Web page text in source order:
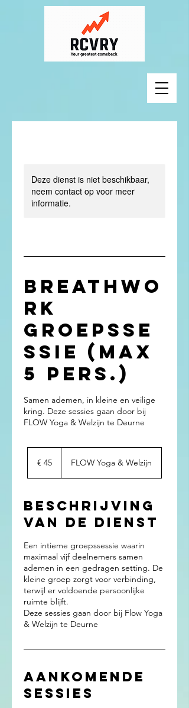
Deze dienst is niet beschikbaar,
neem contact op voor meer
informatie.
Breathwo
rk
groepsse
ssie (max
5 pers.)
Samen ademen, in kleine en veilige
kring. Deze sessies gaan door bij
FLOW Yoga & Welzijn te Deurne
€ 45 FLOW Yoga & Welzijn
Beschrijving
van de dienst
Een intieme groepssessie waarin
maximaal vijf deelnemers samen
ademen in een gedragen setting. De
kleine groep zorgt voor verbinding,
terwijl er voldoende persoonlijke
ruimte blijft.
Deze sessies gaan door bij Flow Yoga
& Welzijn te Deurne
Aankomende
sessies